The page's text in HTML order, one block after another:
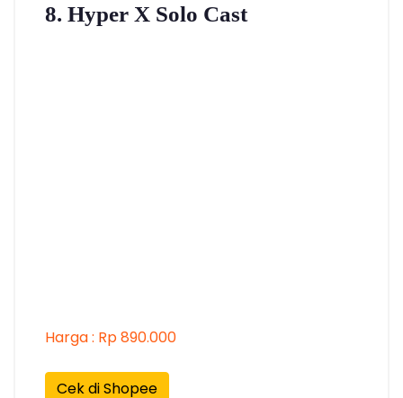
8. Hyper X Solo Cast
Harga : Rp 890.000
Cek di Shopee